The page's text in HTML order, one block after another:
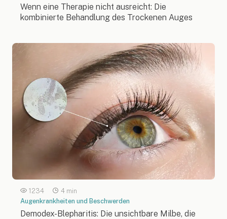
Wenn eine Therapie nicht ausreicht: Die
kombinierte Behandlung des Trockenen Auges
1234
4 min
Augenkrankheiten und Beschwerden
Demodex-Blepharitis: Die unsichtbare Milbe, die